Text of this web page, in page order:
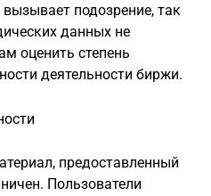
подозрение, так
данных не
оценить степень
деятельности биржи.
предоставленный
Пользователи